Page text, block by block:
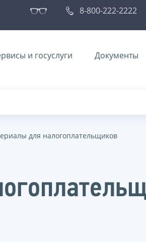
8-800-222-2222
и госуслуги Документы
для налогоплательщиков